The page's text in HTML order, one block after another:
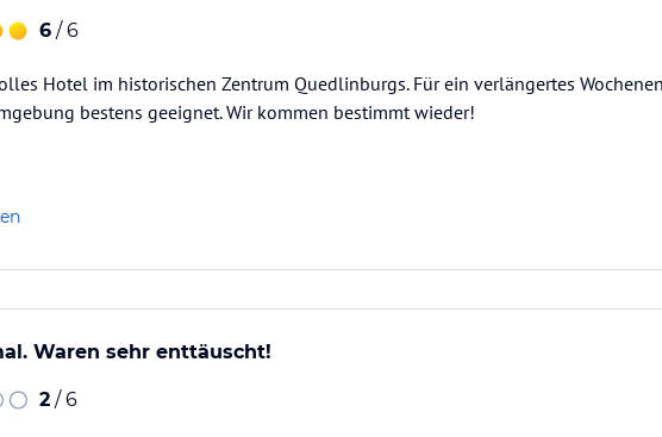
6 / 6
Hotel im historischen Zentrum Quedlinburgs. Für ein verlängertes
bestens geeignet. Wir kommen bestimmt wieder!
Waren sehr enttäuscht!
2 / 6